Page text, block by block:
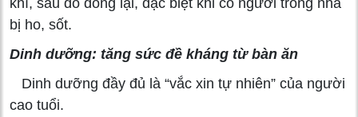
khí, sau đó đóng lại, đặc biệt khi có người trong nhà
bị ho, sốt.
Dinh dưỡng: tăng sức đề kháng từ bàn ăn
Dinh dưỡng đầy đủ là “vắc xin tự nhiên” của người
cao tuổi.